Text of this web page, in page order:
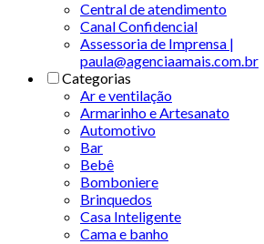
Central de atendimento
Canal Confidencial
Assessoria de Imprensa |
paula@agenciaamais.com.br
Categorias
Ar e ventilação
Armarinho e Artesanato
Automotivo
Bar
Bebê
Bomboniere
Brinquedos
Casa Inteligente
Cama e banho